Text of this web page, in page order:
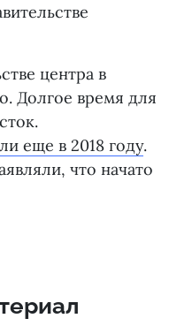
центра в
Долгое время для
еще в 2018 году.
что начато